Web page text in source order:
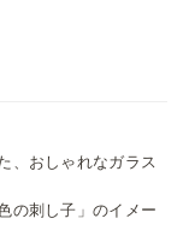
、おしゃれなガラス
の刺し子」のイメー